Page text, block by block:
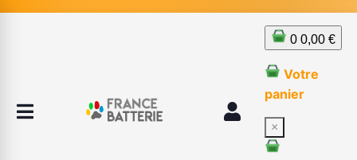
0 0,00 €
Votre
panier
×